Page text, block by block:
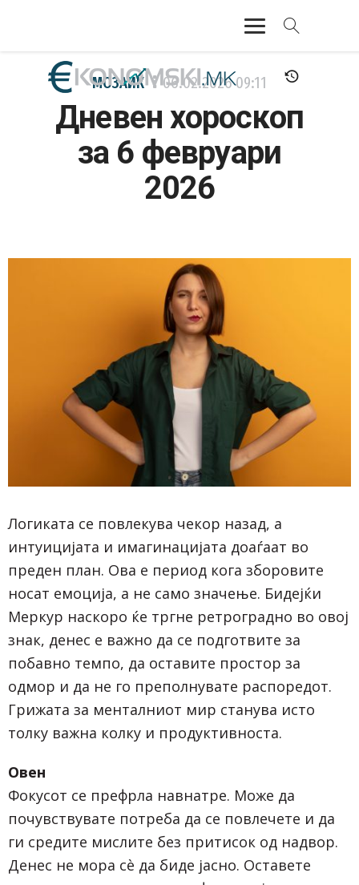
АКТУЕЛНО
ЕКОНОМИЈА
ФИНАНСИИ
МОЗАИК 06.02.202609:11
Дневен хороскоп
за 6 февруари
2026
Логиката се повлекува чекор назад, а
интуицијата и имагинацијата доаѓаат во
преден план. Ова е период кога зборовите
носат емоција, а не само значење. Бидејќи
Меркур наскоро ќе тргне ретроградно во овој
знак, денес е важно да се подготвите за
побавно темпо, да оставите простор за
одмор и да не го преполнувате распоредот.
Грижата за менталниот мир станува исто
толку важна колку и продуктивноста.
Овен
Фокусот се префрла навнатре. Може да
почувствувате потреба да се повлечете и да
ги средите мислите без притисок од надвор.
Денес не мора сè да биде јасно. Оставете